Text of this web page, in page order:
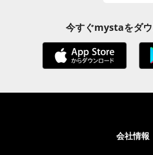
今すぐmystaをダウ
会社情報